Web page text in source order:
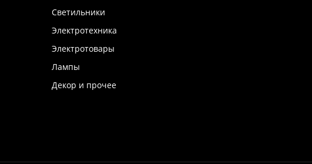
Светильники
Электротехника
Электротовары
Лампы
Декор и прочее